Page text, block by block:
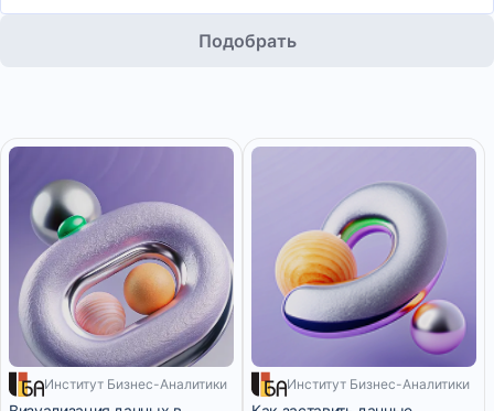
Подобрать
317 ₽/мес 7 дней
Институт Бизнес-Аналитики 625 ₽/мес
Институт Бизнес-Аналитики